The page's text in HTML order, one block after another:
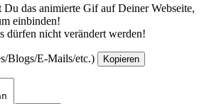
Du das animierte Gif auf Deiner Webseite,
einbinden!
dürfen nicht verändert werden!
Blogs/E-Mails/etc.) Kopieren